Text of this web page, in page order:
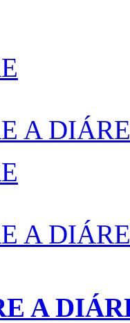
A DIÁRE
A DIÁRE
A